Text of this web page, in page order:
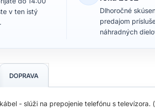
v ten istý
Dlhoročné
predajom
náhradných
DOPRAVA
- slúži na prepojenie telefónu s